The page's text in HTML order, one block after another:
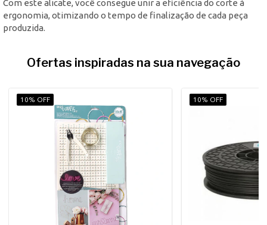
Com este alicate, você consegue unir a eficiência do corte à
ergonomia, otimizando o tempo de finalização de cada peça
produzida.
Ofertas inspiradas na sua navegação
10% OFF 10% OFF